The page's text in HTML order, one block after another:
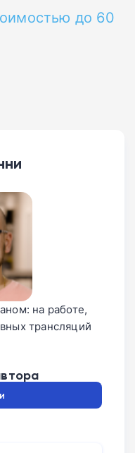
до 60
на работе,
трансляций